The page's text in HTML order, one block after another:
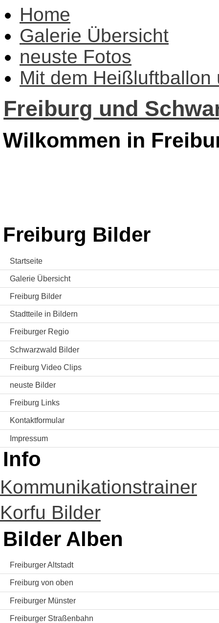
Home
Galerie Übersicht
neuste Fotos
Mit dem Heißluftballon
Freiburg und
Wilkommen in
Freiburg Bilder
Startseite
Galerie Übersicht
Freiburg Bilder
Stadtteile in Bildern
Freiburger Regio
Schwarzwald Bilder
Freiburg Video Clips
neuste Bilder
Freiburg Links
Kontaktformular
Impressum
Info
Kommunikationstrainer
Korfu Bilder
Bilder Alben
Freiburger Altstadt
Freiburg von oben
Freiburger Münster
Freiburger Straßenbahn